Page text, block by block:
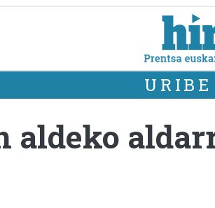
URIBE
aldeko